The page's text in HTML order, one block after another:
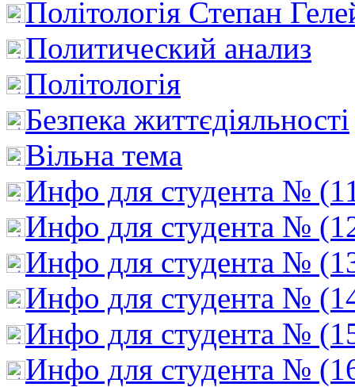
Політологія Степан
Политический анализ
Політологія
Безпека життєдіяльності
Вільна тема
Инфо для студента №
Инфо для студента №
Инфо для студента №
Инфо для студента №
Инфо для студента №
Инфо для студента №